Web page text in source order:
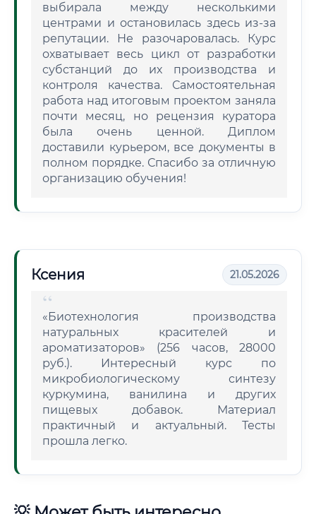
выбирала между несколькими
центрами и остановилась здесь из-за
репутации. Не разочаровалась. Курс
охватывает весь цикл от разработки
субстанций до их производства и
контроля качества. Самостоятельная
работа над итоговым проектом заняла
почти месяц, но рецензия куратора
была очень ценной. Диплом
доставили курьером, все документы в
полном порядке. Спасибо за отличную
организацию обучения!
Ксения 21.05.2026
«Биотехнология производства
натуральных красителей и
ароматизаторов» (256 часов, 28000
руб.). Интересный курс по
микробиологическому синтезу
куркумина, ванилина и других
пищевых добавок. Материал
практичный и актуальный. Тесты
прошла легко.